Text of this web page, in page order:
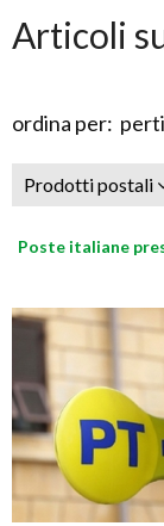
Articoli
ordina per:
Prodotti postali
Poste italiane